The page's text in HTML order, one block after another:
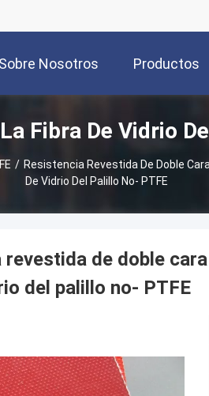
Sobre Nosotros Productos
Fibra De Vidrio
/ Resistencia Revestida De Doble
De Vidrio Del Palillo No- PTFE
revestida de doble
del palillo no- PTFE